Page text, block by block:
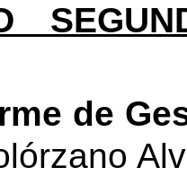
de